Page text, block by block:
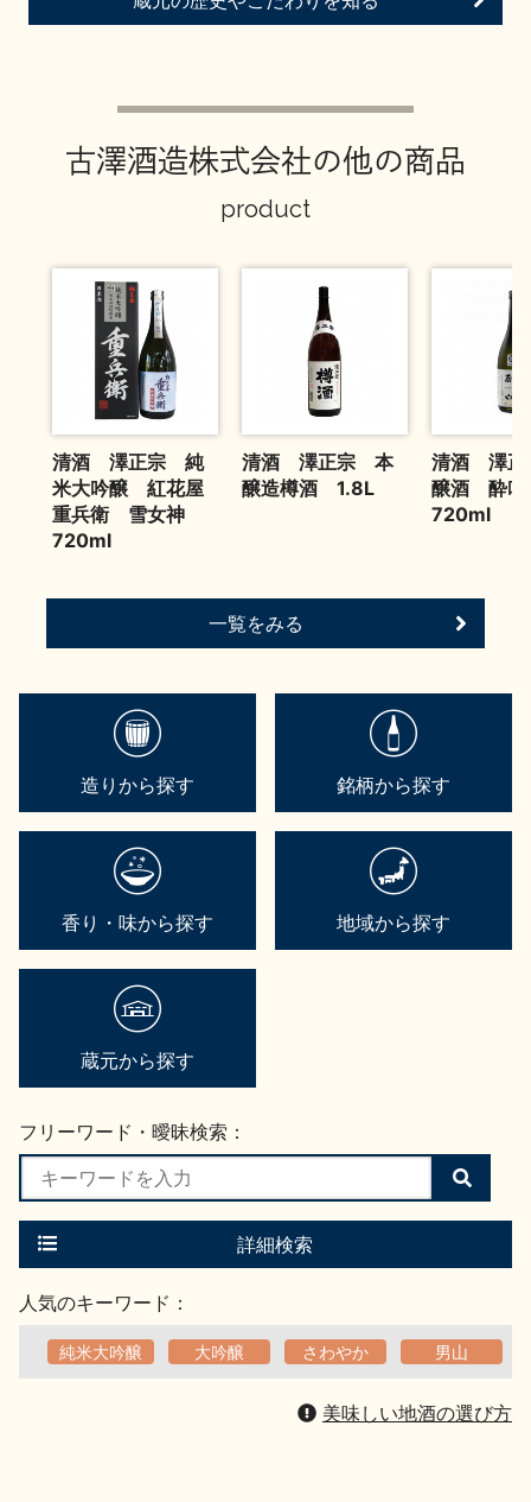
お問い合わせ
古澤酒造株式会社の他の商品
product
清酒 澤正宗 純
米大吟醸 紅花屋
重兵衛 雪女神
720ml
清酒 澤正宗 本
醸造樽酒 1.8L
清酒 澤
醸酒 酔
720ml
一覧をみる
造りから探す 銘柄から探す
香り・味から探す 地域から探す
蔵元から探す
フリーワード・曖昧検索：
検
索
す
詳細検索
人気のキーワード：
純米大吟醸 大吟醸 さわやか 男山
美味しい地酒の選び方